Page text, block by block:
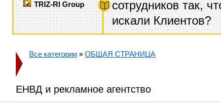
TRIZ-RI Group
сотрудников так,
искали Клиентов?
Все категории » ОБЩАЯ СТРАНИЦА
ЕНВД и рекламное агентство